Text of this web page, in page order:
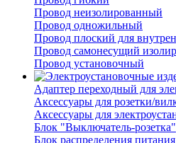
Провод неизолированный
Провод одножильный
Провод плоский для
Провод самонесущий
Провод установочный
Адаптер переходный для
Аксессуары для розетки/
Аксессуары для
Блок "Выключатель-розетка"
Блок распределения питания